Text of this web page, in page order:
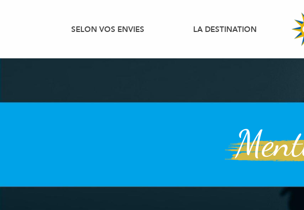
SELON VOS ENVIES LA DESTINATION